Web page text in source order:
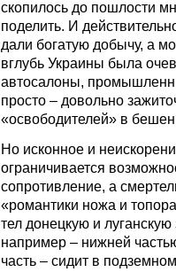
скопилось до пошлости
поделить. И
дали богатую добычу, а
вглубь Украины была
автосалоны,
просто – довольно
«освободителей» в
Но исконное и
ограничивается
сопротивление, а
«романтики ножа и
тел донецкую и
например – нижней
часть – сидит в